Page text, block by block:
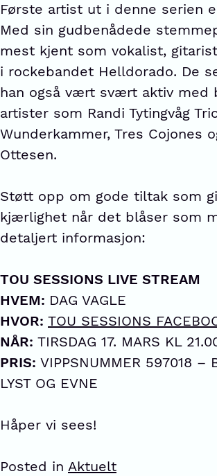
Første artist ut i denne serien
Med sin gudbenådede
mest kjent som vokalist,
i rockebandet Helldorado. De
han også vært svært aktiv med
artister som Randi Tytingvåg
Wunderkammer, Tres Cojones
Ottesen.
Støtt opp om gode tiltak som
kjærlighet når det blåser som
detaljert informasjon:
TOU SESSIONS LIVE STREAM
HVEM: DAG VAGLE
HVOR: TOU SESSIONS
NÅR: TIRSDAG 17. MARS KL
PRIS: VIPPSNUMMER 597018 –
LYST OG EVNE
Håper vi sees!
Posted in Aktuelt